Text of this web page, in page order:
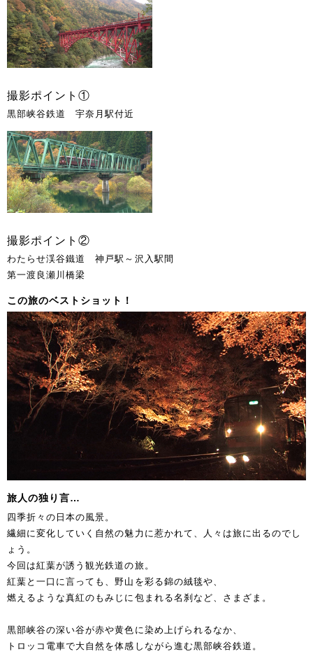
撮影ポイント①
黒部峡谷鉄道 宇奈月駅付近
撮影ポイント②
わたらせ渓谷鐵道 神戸駅～沢入駅間
第一渡良瀬川橋梁
この旅のベストショット！
旅人の独り言…
四季折々の日本の風景。
繊細に変化していく自然の魅力に惹かれて、人々は旅に出るのでし
ょう。
今回は紅葉が誘う観光鉄道の旅。
紅葉と一口に言っても、野山を彩る錦の絨毯や、
燃えるような真紅のもみじに包まれる名刹など、さまざま。
黒部峡谷の深い谷が赤や黄色に染め上げられるなか、
トロッコ電車で大自然を体感しながら進む黒部峡谷鉄道。